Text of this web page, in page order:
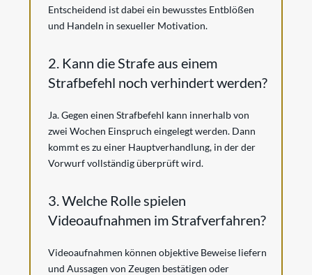
Entscheidend ist dabei ein bewusstes Entblößen
und Handeln in sexueller Motivation.
2. Kann die Strafe aus einem
Strafbefehl noch verhindert werden?
Ja. Gegen einen Strafbefehl kann innerhalb von
zwei Wochen Einspruch eingelegt werden. Dann
kommt es zu einer Hauptverhandlung, in der der
Vorwurf vollständig überprüft wird.
3. Welche Rolle spielen
Videoaufnahmen im Strafverfahren?
Videoaufnahmen können objektive Beweise liefern
und Aussagen von Zeugen bestätigen oder